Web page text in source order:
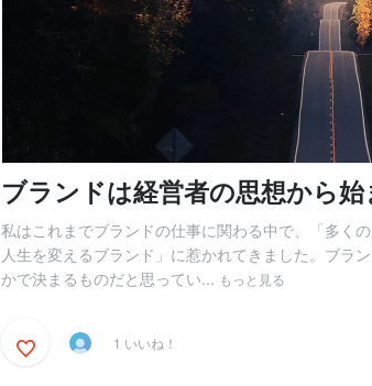
ブランドは経営者の思想から始
私はこれまでブランドの仕事に関わる中で、「多く
人生を変えるブランド」に惹かれてきました。ブラ
かで決まるものだと思ってい... もっと見る
1 いいね！